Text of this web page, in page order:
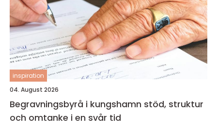
inspiration
04. August 2026
Begravningsbyrå i kungshamn stöd, struktur
och omtanke i en svår tid